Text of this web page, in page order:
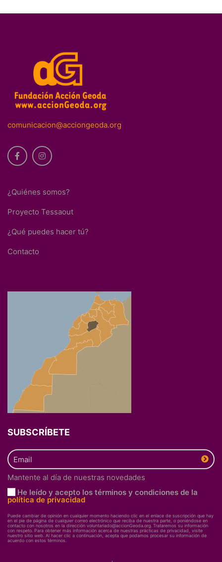
comunicacion@acciongeoda.org
¿Quiénes somos?
Proyecto Tessaout
¿Qué puedes hacer tú?
Contacto
SUBSCRÍBETE
Mantente al día de nuestras novedades
He leído y acepto los términos y condiciones de la
política de privacidad
Puede cambiar de opinión en cualquier momento haciendo clic en el enlace de suscripción que hay
en el pie de página de cualquier correo electrónico que reciba de nuestra parte, o poniéndose en
contacto con nosotros en la dirección voluntariado@accionGeoda.org. Trataremos su información
con respeto. Para obtener más información acerca de nuestras prácticas de privacidad, visite
nuestro sitio web. Al hacer clic a continuación, acepta que podamos procesar su información de
acuerdo con estos términos.